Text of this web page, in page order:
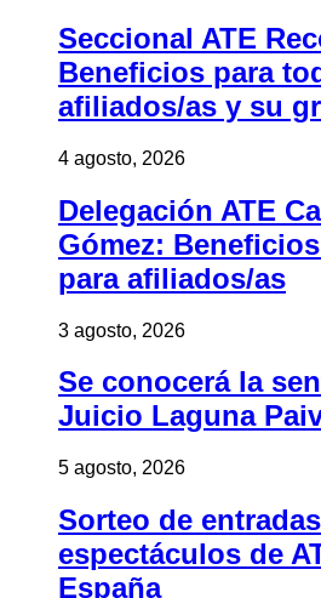
Seccional ATE
Beneficios para
afiliados/as y su
4 agosto, 2026
Delegación ATE
Gómez:
para afiliados/as
3 agosto, 2026
Se conocerá la
Juicio Laguna
5 agosto, 2026
Sorteo de
espectáculos de
España